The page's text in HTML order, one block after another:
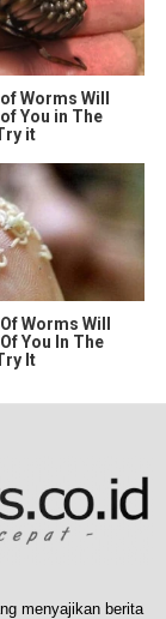
Worms Will
You in The
it
Worms Will
You In The
It
menyajikan berita